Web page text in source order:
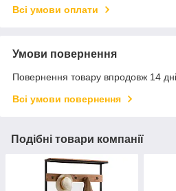
Всі умови оплати
Умови повернення
Повернення товару впродовж 14
Всі умови повернення
Подібні товари компанії